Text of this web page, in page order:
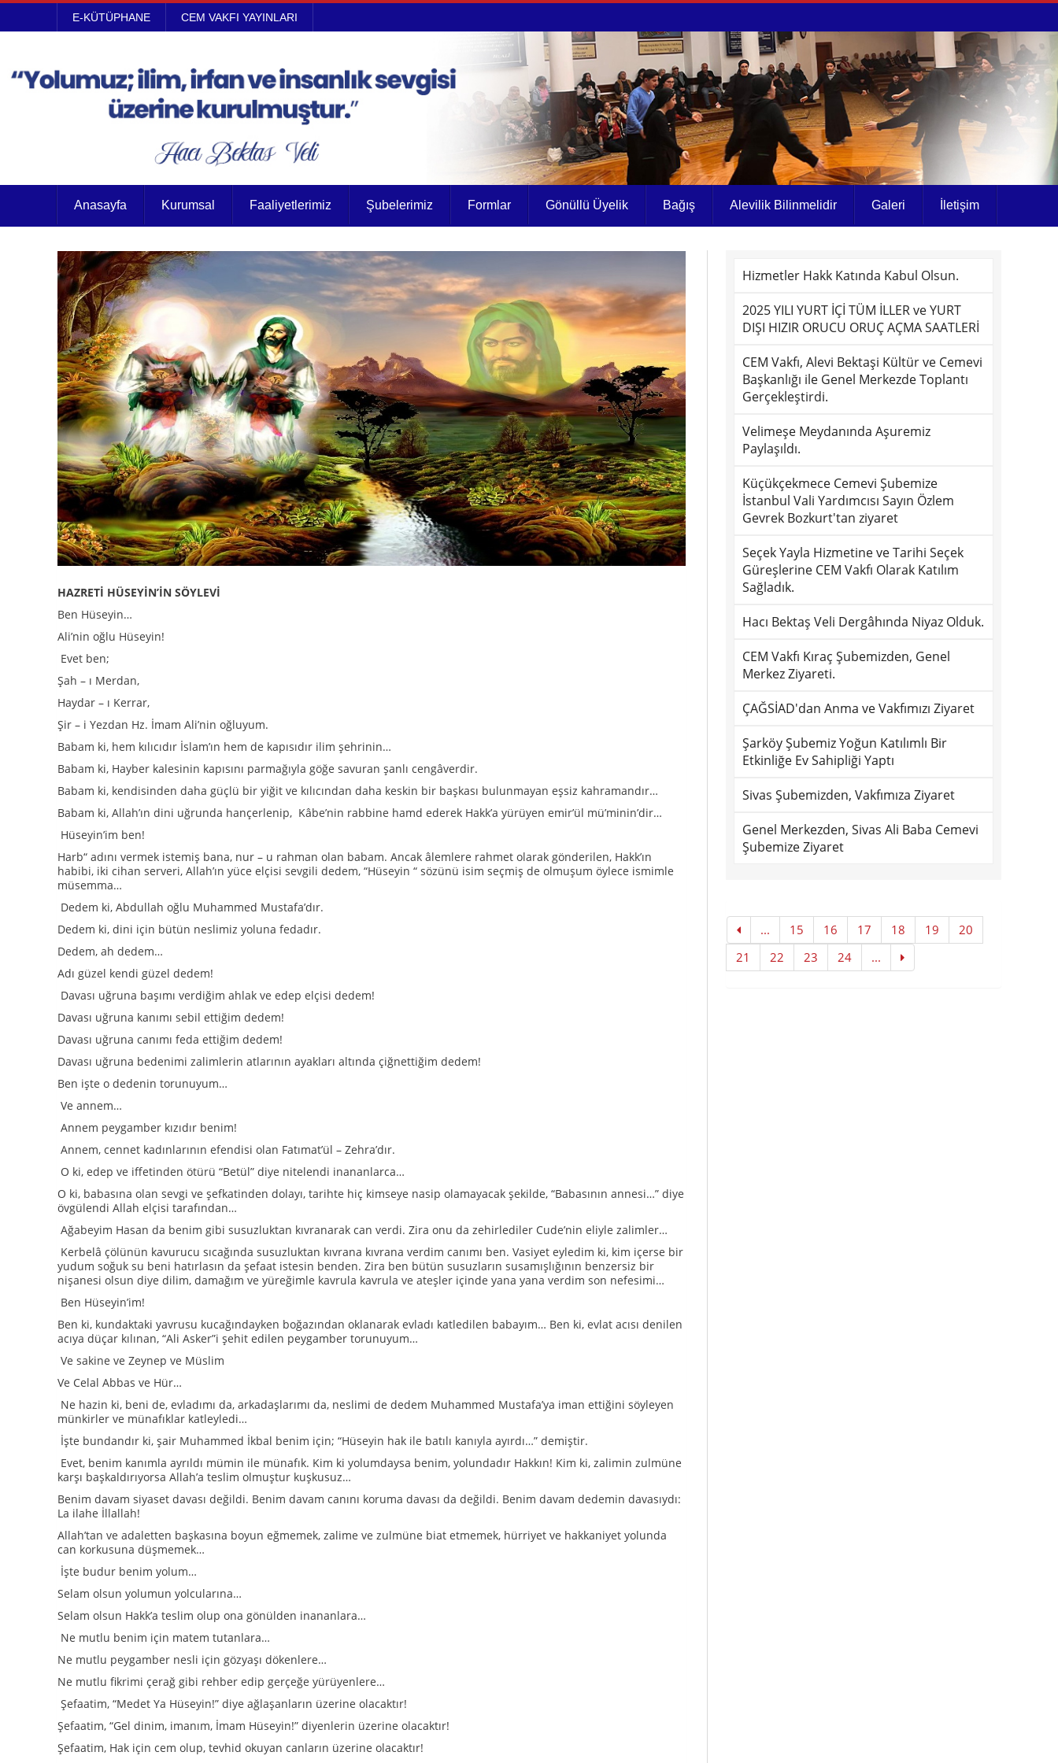
E-KÜTÜPHANE CEM VAKFI YAYINLARI
Anasayfa Kurumsal Faaliyetlerimiz Şubelerimiz Formlar Gönüllü Üyelik Bağış Alevilik Bilinmelidir Galeri İletişim
HAZRETİ HÜSEYİN’İN SÖYLEVİ
Ben Hüseyin…
Ali’nin oğlu Hüseyin!
Evet ben;
Şah – ı Merdan,
Haydar – ı Kerrar,
Şir – i Yezdan Hz. İmam Ali’nin oğluyum.
Babam ki, hem kılıcıdır İslam’ın hem de kapısıdır ilim şehrinin…
Babam ki, Hayber kalesinin kapısını parmağıyla göğe savuran şanlı cengâverdir.
Babam ki, kendisinden daha güçlü bir yiğit ve kılıcından daha keskin bir başkası bulunmayan eşsiz kahramandır…
Babam ki, Allah’ın dini uğrunda hançerlenip, Kâbe’nin rabbine hamd ederek Hakk’a yürüyen emir’ül mü’minin’dir…
Hüseyin’im ben!
Harb“ adını vermek istemiş bana, nur – u rahman olan babam. Ancak âlemlere rahmet olarak gönderilen, Hakk’ın
habibi, iki cihan serveri, Allah’ın yüce elçisi sevgili dedem, “Hüseyin “ sözünü isim seçmiş de olmuşum öylece ismimle
müsemma…
Dedem ki, Abdullah oğlu Muhammed Mustafa’dır.
Dedem ki, dini için bütün neslimiz yoluna fedadır.
Dedem, ah dedem…
Adı güzel kendi güzel dedem!
Davası uğruna başımı verdiğim ahlak ve edep elçisi dedem!
Davası uğruna kanımı sebil ettiğim dedem!
Davası uğruna canımı feda ettiğim dedem!
Davası uğruna bedenimi zalimlerin atlarının ayakları altında çiğnettiğim dedem!
Ben işte o dedenin torunuyum…
Ve annem…
Annem peygamber kızıdır benim!
Annem, cennet kadınlarının efendisi olan Fatımat’ül – Zehra’dır.
O ki, edep ve iffetinden ötürü “Betül” diye nitelendi inananlarca…
O ki, babasına olan sevgi ve şefkatinden dolayı, tarihte hiç kimseye nasip olamayacak şekilde, “Babasının annesi…” diye
övgülendi Allah elçisi tarafından…
Ağabeyim Hasan da benim gibi susuzluktan kıvranarak can verdi. Zira onu da zehirlediler Cude’nin eliyle zalimler…
Kerbelâ çölünün kavurucu sıcağında susuzluktan kıvrana kıvrana verdim canımı ben. Vasiyet eyledim ki, kim içerse bir
yudum soğuk su beni hatırlasın da şefaat istesin benden. Zira ben bütün susuzların susamışlığının benzersiz bir
nişanesi olsun diye dilim, damağım ve yüreğimle kavrula kavrula ve ateşler içinde yana yana verdim son nefesimi…
Ben Hüseyin’im!
Ben ki, kundaktaki yavrusu kucağındayken boğazından oklanarak evladı katledilen babayım… Ben ki, evlat acısı denilen
acıya düçar kılınan, “Ali Asker”i şehit edilen peygamber torunuyum…
Ve sakine ve Zeynep ve Müslim
Ve Celal Abbas ve Hür…
Ne hazin ki, beni de, evladımı da, arkadaşlarımı da, neslimi de dedem Muhammed Mustafa’ya iman ettiğini söyleyen
münkirler ve münafıklar katleyledi…
İşte bundandır ki, şair Muhammed İkbal benim için; “Hüseyin hak ile batılı kanıyla ayırdı…” demiştir.
Evet, benim kanımla ayrıldı mümin ile münafık. Kim ki yolumdaysa benim, yolundadır Hakkın! Kim ki, zalimin zulmüne
karşı başkaldırıyorsa Allah’a teslim olmuştur kuşkusuz…
Benim davam siyaset davası değildi. Benim davam canını koruma davası da değildi. Benim davam dedemin davasıydı:
La ilahe İllallah!
Allah’tan ve adaletten başkasına boyun eğmemek, zalime ve zulmüne biat etmemek, hürriyet ve hakkaniyet yolunda
can korkusuna düşmemek…
İşte budur benim yolum…
Selam olsun yolumun yolcularına…
Selam olsun Hakk’a teslim olup ona gönülden inananlara…
Ne mutlu benim için matem tutanlara…
Ne mutlu peygamber nesli için gözyaşı dökenlere…
Ne mutlu fikrimi çerağ gibi rehber edip gerçeğe yürüyenlere…
Şefaatim, “Medet Ya Hüseyin!” diye ağlaşanların üzerine olacaktır!
Şefaatim, “Gel dinim, imanım, İmam Hüseyin!” diyenlerin üzerine olacaktır!
Şefaatim, Hak için cem olup, tevhid okuyan canların üzerine olacaktır!
Hizmetler Hakk Katında Kabul Olsun.
2025 YILI YURT İÇİ TÜM İLLER ve YURT
DIŞI HIZIR ORUCU ORUÇ AÇMA SAATLERİ
CEM Vakfı, Alevi Bektaşi Kültür ve Cemevi
Başkanlığı ile Genel Merkezde Toplantı
Gerçekleştirdi.
Velimeşe Meydanında Aşuremiz
Paylaşıldı.
Küçükçekmece Cemevi Şubemize
İstanbul Vali Yardımcısı Sayın Özlem
Gevrek Bozkurt'tan ziyaret
Seçek Yayla Hizmetine ve Tarihi Seçek
Güreşlerine CEM Vakfı Olarak Katılım
Sağladık.
Hacı Bektaş Veli Dergâhında Niyaz Olduk.
CEM Vakfı Kıraç Şubemizden, Genel
Merkez Ziyareti.
ÇAĞSİAD'dan Anma ve Vakfımızı Ziyaret
Şarköy Şubemiz Yoğun Katılımlı Bir
Etkinliğe Ev Sahipliği Yaptı
Sivas Şubemizden, Vakfımıza Ziyaret
Genel Merkezden, Sivas Ali Baba Cemevi
Şubemize Ziyaret
... 15 16 17 18 19
20
21
22 23 24 ...